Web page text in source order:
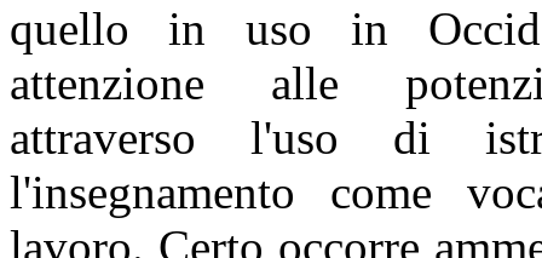
quello in uso in
attenzione alle
attraverso l'uso di
l'insegnamento come
lavoro. Certo occorre